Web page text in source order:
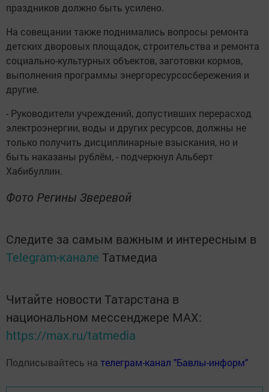
праздников должно быть усилено.
На совещании также поднимались вопросы ремонта
детских дворовых площадок, строительства и ремонта
социально-культурных объектов, заготовки кормов,
выполнения программы энергоресурсосбережения и
другие.
- Руководители учреждений, допустивших перерасход
электроэнергии, воды и других ресурсов, должны не
только получить дисциплинарные взыскания, но и
быть наказаны рублём, - подчеркнул Альберт
Хабибуллин.
Фото Регины Зверевой
Следите за самым важным и интересным в
Telegram-канале Татмедиа
Читайте новости Татарстана в
национальном мессенджере MАХ:
https://max.ru/tatmedia
Подписывайтесь на телеграм-канал "Бавлы-информ"